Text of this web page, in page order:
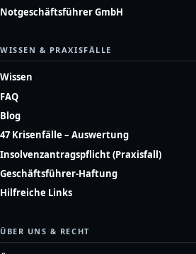
Notgeschäftsführer GmbH
WISSEN & PRAXISFÄLLE
Wissen
FAQ
Blog
47 Krisenfälle – Auswertung
Insolvenzantragspflicht (Praxisfall)
Geschäftsführer-Haftung
Hilfreiche Links
ÜBER UNS & RECHT